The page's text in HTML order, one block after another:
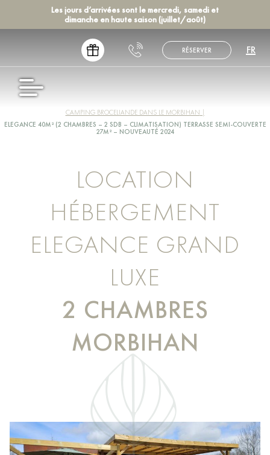
Les jours d’arrivées sont le mercredi, samedi et
dimanche en haute saison (juillet/août)
RÉSERVER FR
CAMPING BROCELIANDE DANS LE MORBIHAN
ELEGANCE 40M² (2 CHAMBRES – 2 SDB – CLIMATISATION) TERRASSE SEMI-COUVERTE
27M² – NOUVEAUTÉ 2024
LOCATION
HÉBERGEMENT
ELEGANCE GRAND
LUXE
2 CHAMBRES
MORBIHAN